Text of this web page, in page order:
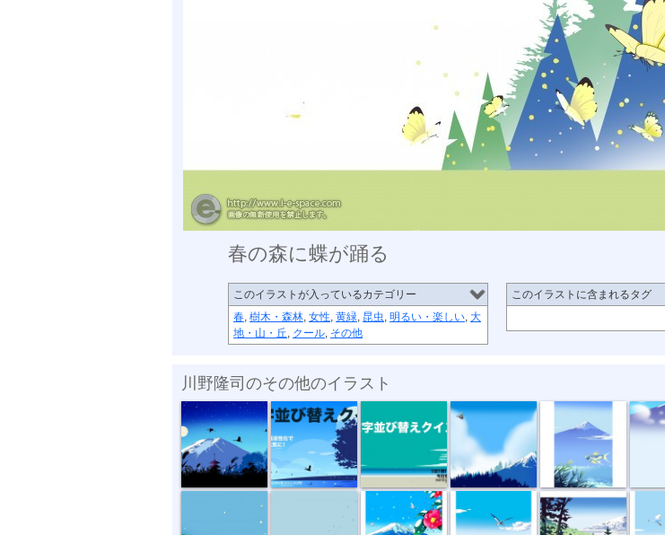
春の森に蝶が踊る
このイラストが入っているカテゴリー
春, 樹木・森林, 女性, 黄緑, 昆虫, 明るい・楽しい, 大
地・山・丘, クール, その他
このイラストに含まれるタグ
川野隆司のその他のイラスト
Temple at th... YouTube動画... YouTubeサム...
霧の森へ 白い世界に赤... 海に架かる橋 「美しき鳥」